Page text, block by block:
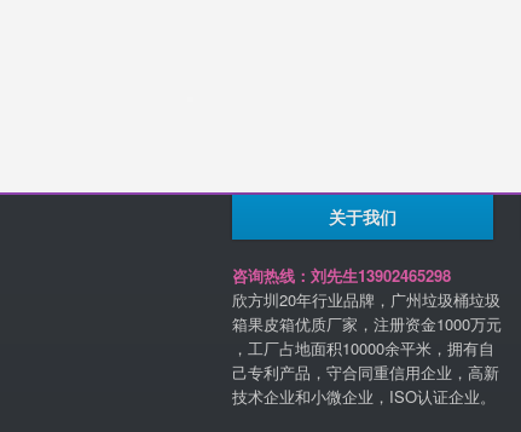
关于我们
咨询热线：刘先生13902465298
欣方圳20年行业品牌，广州垃圾桶垃圾
箱果皮箱优质厂家，注册资金1000万元
，工厂占地面积10000余平米，拥有自
己专利产品，守合同重信用企业，高新
技术企业和小微企业，ISO认证企业。